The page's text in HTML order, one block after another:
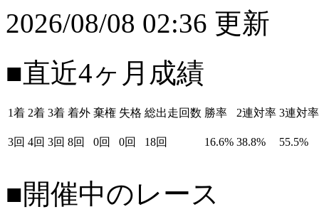
2026/08/08 02:36 更新
■直近4ヶ月成績
1着 2着 3着 着外 棄権 失格 総出走回数 勝率 2連対率 3連対率
3回 4回 3回 8回 0回 0回 18回 16.6% 38.8% 55.5%
■開催中のレース